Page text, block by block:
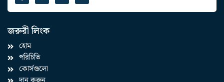
জরুরী লিংক
হোম
পরিচিতি
কোর্সগুলো